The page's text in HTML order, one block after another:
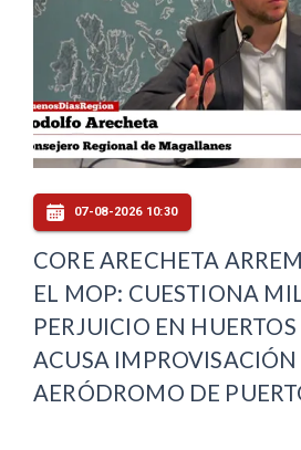
07-08-2026 10:30
CORE ARECHETA
EL MOP: CUESTIONA
PERJUICIO EN
ACUSA IMPROVISACIÓN
AERÓDROMO DE